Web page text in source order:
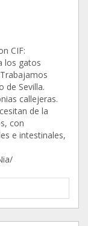
CIF:
los gatos
de Sevilla.
callejeras.
de la
con
e intestinales,